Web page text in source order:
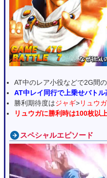
AT中のレア小役などで2G間
AT中レイ同行で上乗せバトル
勝利期待度はジャギ>リュウガ
リュウガに勝利時は100枚以
スペシャルエピソード